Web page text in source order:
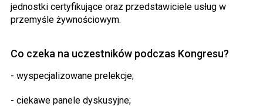
jednostki certyfikujące oraz przedstawiciele usług w
przemyśle żywnościowym.
Co czeka na uczestników podczas Kongresu?
- wyspecjalizowane prelekcje;
- ciekawe panele dyskusyjne;